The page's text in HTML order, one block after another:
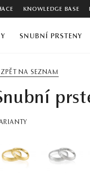
KNOWLEDGE BASE
SNUBNÍ PRSTENY
NA SEZNAM